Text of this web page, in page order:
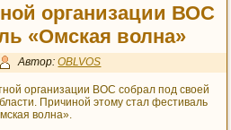
организации ВОС
«Омская волна»
Автор: OBLVOS
организации ВОС собрал под своей
Причиной этому стал фестиваль
волна».